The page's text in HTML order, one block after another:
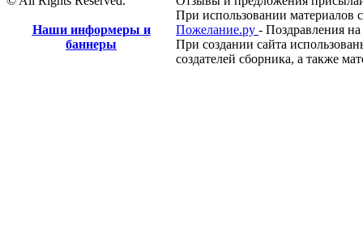
Наши информеры и
баннеры
При использовании материалов
Пожелание.ру - Поздравления
При создании сайта
создателей сборника, а также